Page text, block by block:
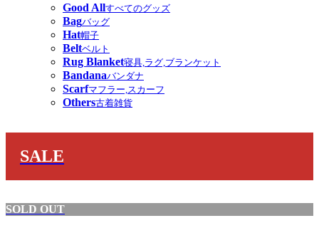
Good Allすべてのグッズ
Bagバッグ
Hat帽子
Beltベルト
Rug Blanket寝具,ラグ,ブランケット
Bandanaバンダナ
Scarfマフラー,スカーフ
Others古着雑貨
SALE
SOLD OUT